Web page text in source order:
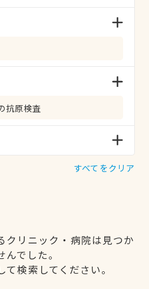
抗原検査
すべてをクリア
クリニック・病院は見つか
んでした。
検索してください。